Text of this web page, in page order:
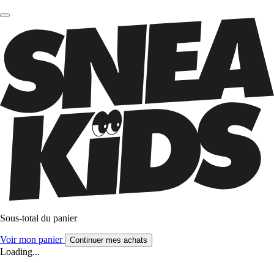
Sous-total du panier
Voir mon panier Continuer mes achats
Loading...